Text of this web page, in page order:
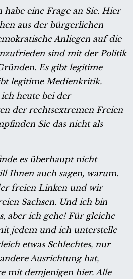
habe eine Frage an Sie. Hier
aus der bürgerlichen
Anliegen auf die
sind mit der Politik
Es gibt legitime
legitime Medienkritik.
heute bei der
der rechtsextremen Freien
Sie das nicht als
es überhaupt nicht
Ihnen auch sagen, warum.
freien Linken und wir
Sachsen. Und ich bin
aber ich gehe! Für gleiche
jedem und ich unterstelle
etwas Schlechtes, nur
Ausrichtung hat,
mit demjenigen hier. Alle